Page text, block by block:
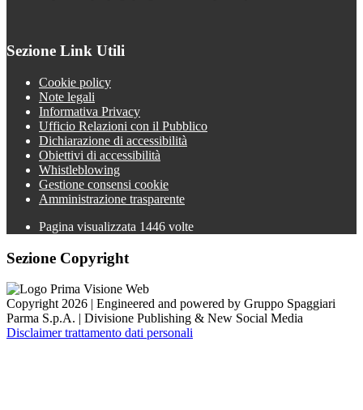
Sezione Link Utili
Cookie policy
Note legali
Informativa Privacy
Ufficio Relazioni con il Pubblico
Dichiarazione di accessibilità
Obiettivi di accessibilità
Whistleblowing
Gestione consensi cookie
Amministrazione trasparente
Pagina visualizzata 1446 volte
Sezione Copyright
Copyright 2026 | Engineered and powered by Gruppo Spaggiari
Parma S.p.A. | Divisione Publishing & New Social Media
Disclaimer trattamento dati personali